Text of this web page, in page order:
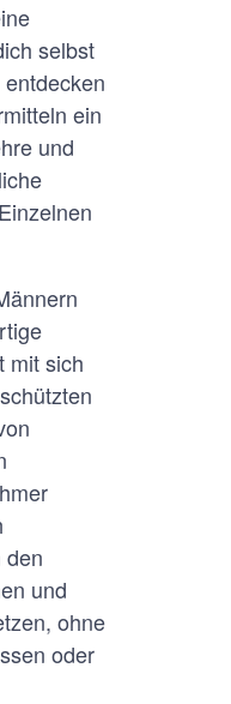
selbst
ein
und
mit sich
den
und
ohne
oder